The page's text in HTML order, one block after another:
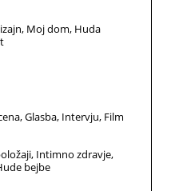
Moj dom Huda
Glasba Intervju Film
Intimno zdravje
bejbe